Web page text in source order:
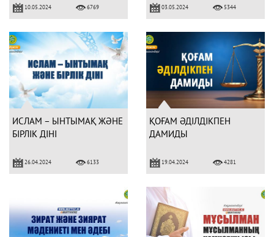
10.05.2024 6769 03.05.2024 5344
ИСЛАМ – ЫНТЫМАҚ ЖӘНЕ
БІРЛІК ДІНІ
26.04.2024 6133
ҚОҒАМ ӘДІЛДІКПЕН
ДАМИДЫ
19.04.2024 4281